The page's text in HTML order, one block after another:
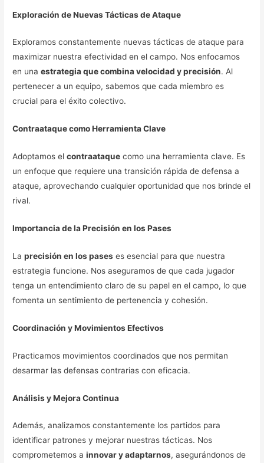
Exploración de Nuevas Tácticas de Ataque
Exploramos constantemente nuevas tácticas de ataque para
maximizar nuestra efectividad en el campo. Nos enfocamos
en unaestrategia que combina velocidad y precisión. Al
pertenecer a un equipo, sabemos que cada miembro es
crucial para el éxito colectivo.
Contraataque como Herramienta Clave
Adoptamos elcontraataque como una herramienta clave. Es
un enfoque que requiere una transición rápida de defensa a
ataque, aprovechando cualquier oportunidad que nos brinde el
rival.
Importancia de la Precisión en los Pases
Laprecisión en los pases es esencial para que nuestra
estrategia funcione. Nos aseguramos de que cada jugador
tenga un entendimiento claro de su papel en el campo, lo que
fomenta un sentimiento de pertenencia y cohesión.
Coordinación y Movimientos Efectivos
Practicamos movimientos coordinados que nos permitan
desarmar las defensas contrarias con eficacia.
Análisis y Mejora Continua
Además, analizamos constantemente los partidos para
identificar patrones y mejorar nuestras tácticas. Nos
comprometemos ainnovar y adaptarnos, asegurándonos de